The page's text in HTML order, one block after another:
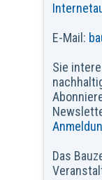
E-Mail:
Sie
Das